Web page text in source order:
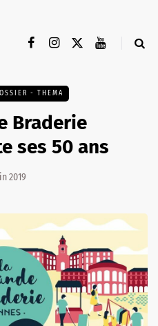
- THEMA
Braderie
ses 50 ans
2019